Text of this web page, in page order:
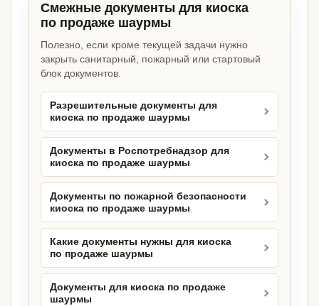
Смежные документы для киоска
по продаже шаурмы
Полезно, если кроме текущей задачи нужно
закрыть санитарный, пожарный или стартовый
блок документов.
Разрешительные документы для
киоска по продаже шаурмы
Документы в Роспотребнадзор для
киоска по продаже шаурмы
Документы по пожарной безопасности
киоска по продаже шаурмы
Какие документы нужны для киоска
по продаже шаурмы
Документы для киоска по продаже
шаурмы